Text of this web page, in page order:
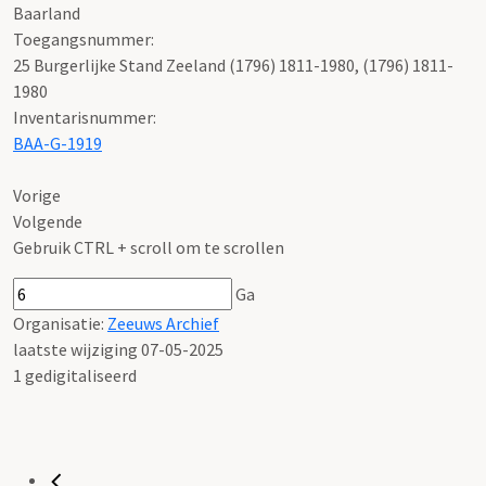
Baarland
Toegangsnummer:
25 Burgerlijke Stand Zeeland (1796) 1811-1980, (1796) 1811-
1980
Inventarisnummer:
BAA-G-1919
Vorige
Volgende
Gebruik CTRL + scroll om te scrollen
Ga
Organisatie: Zeeuws Archief
laatste wijziging 07-05-2025
1 gedigitaliseerd